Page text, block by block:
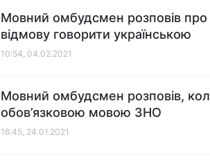
Мовний омбудсмен розповів про
відмову говорити українською
10:54, 04.02.2021
Мовний омбудсмен розповів,
обов’язковою мовою ЗНО
16:45, 24.01.2021